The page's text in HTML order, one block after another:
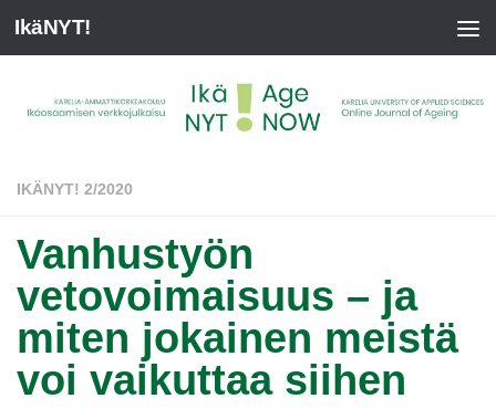
IkäNYT!
IKÄNYT! 2/2020
Vanhustyön
vetovoimaisuus – ja
miten jokainen meistä
voi vaikuttaa siihen